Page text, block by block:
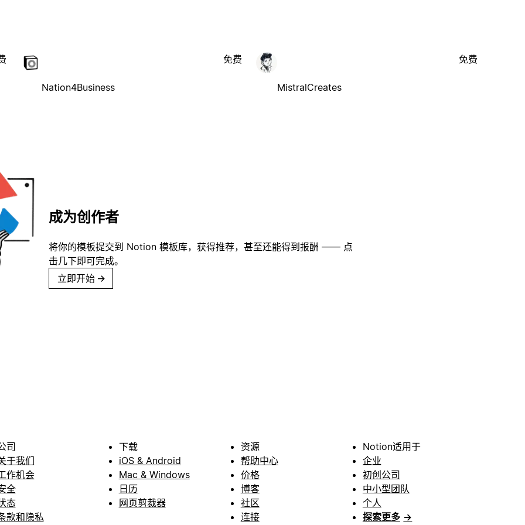
Nation4Business
免费
MistralCreates
免费
成为创作者
将你的模板提交到 Notion 模板库，获得推荐，甚至还能得到报酬 —— 点
击几下即可完成。
立即开始 →
司
于我们
作机会
全
态
款和隐私
下载
iOS & Android
Mac & Windows
日历
网页剪裁器
资源
帮助中心
价格
博客
社区
连接
Notion适用于
企业
初创公司
中小型团队
个人
探索更多 →